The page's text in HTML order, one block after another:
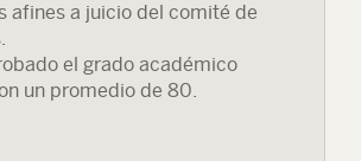
afines a juicio del comité de
el grado académico
un promedio de 80.